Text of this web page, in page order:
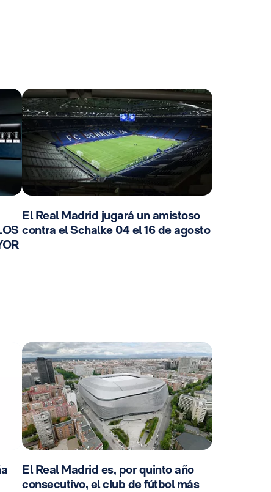
El Real Madrid jugará un amistoso
contra el Schalke 04 el 16 de agosto
El Real Madrid es, por quinto año
consecutivo, el club de fútbol más